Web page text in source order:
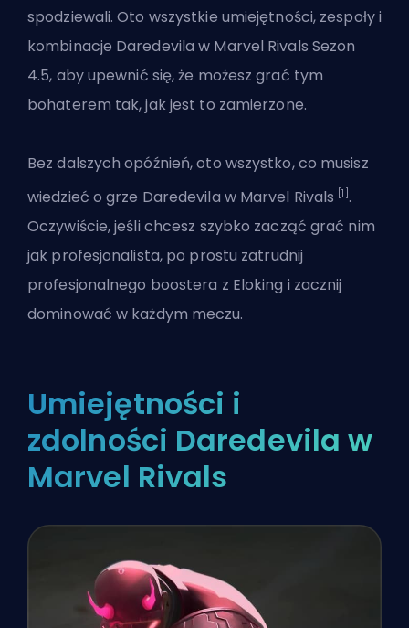
spodziewali. Oto wszystkie umiejętności, zespoły i
kombinacje Daredevila w Marvel Rivals Sezon
4.5, aby upewnić się, że możesz grać tym
bohaterem tak, jak jest to zamierzone.
Bez dalszych opóźnień, oto wszystko, co musisz
wiedzieć o grze Daredevila w Marvel Rivals [1] .
Oczywiście, jeśli chcesz szybko zacząć grać nim
jak profesjonalista, po prostu zatrudnij
profesjonalnego boostera z Eloking i zacznij
dominować w każdym meczu.
Umiejętności i
zdolności Daredevila w
Marvel Rivals